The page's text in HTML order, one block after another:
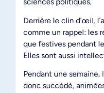
sciences politiques.
Derrière le clin d’œil,
comme un rappel: les
que festives pendant
Elles sont aussi
Pendant une
donc succédé,